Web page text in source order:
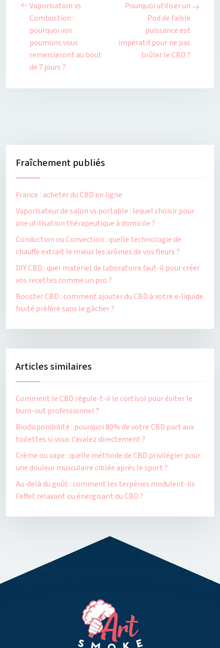
Vaporisation vs
Combustion :
pourquoi vos
poumons vous
remercieront au bout
de 7 jours ?
Pourquoi utiliser un
Pod de faible
puissance est
impératif pour ne pas
brûler le CBD ?
Fraîchement publiés
France : acheter du CBD en ligne
Vaporisateur de salon vs portable : lequel choisir pour
une utilisation thérapeutique à domicile ?
Conduction ou Convection : quelle technologie de
chauffe extrait le mieux les arômes de vos fleurs ?
DIY CBD : quel matériel de laboratoire faut-il pour créer
vos recettes comme un pro ?
Booster CBD : comment ajouter du CBD à votre e-liquide
fruité préféré sans le gâcher ?
Articles similaires
Comment le CBD régule-t-il le cortisol pour éviter le
burn-out professionnel ?
Biodisponibilité : pourquoi 80% de votre CBD part aux
toilettes si vous l’avalez directement ?
Crème ou vape : quelle méthode de CBD privilégier pour
une douleur musculaire ciblée après le sport ?
Au-delà du goût : comment les terpènes modulent-ils
l’effet relaxant ou énergisant du CBD ?